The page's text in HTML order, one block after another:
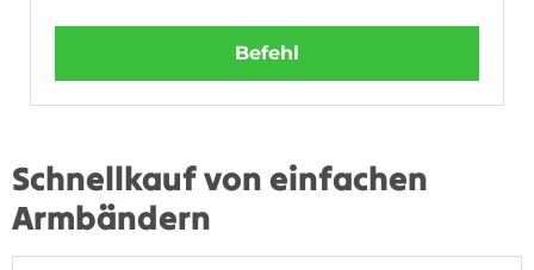
Befehl
Schnellkauf von einfachen
Armbändern